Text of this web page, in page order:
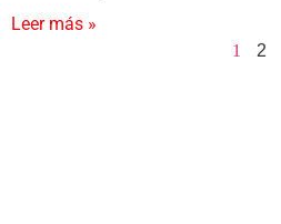
Leer más »
1 2